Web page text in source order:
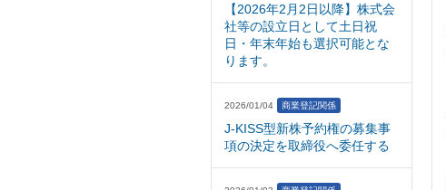
【2026年2月2日以降】株式会
社等の設立日として土日祝
日・年末年始も選択可能とな
ります。
2026/01/04 商業登記関係
J-KISS型新株予約権の募集事
項の決定を取締役へ委任する